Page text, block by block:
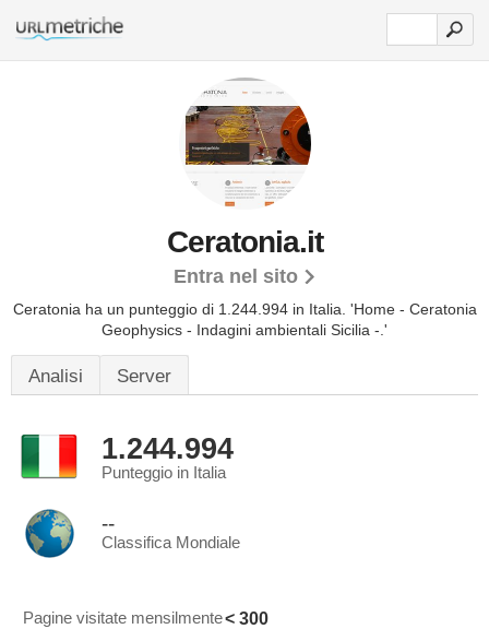
Ceratonia.it
Entra nel sito
Ceratonia ha un punteggio di 1.244.994 in Italia. 'Home - Ceratonia
Geophysics - Indagini ambientali Sicilia -.'
Analisi Server
1.244.994
Punteggio in Italia
--
Classifica Mondiale
Pagine visitate mensilmente< 300